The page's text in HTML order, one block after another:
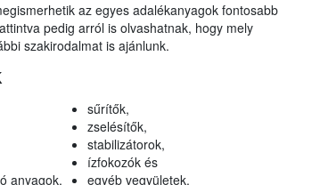
az egyes adalékanyagok fontosabb
pedig arról is olvashatnak, hogy mely
szakirodalmat is ajánlunk.
anyagok,
sűrítők,
zselésítők,
stabilizátorok,
ízfokozók és
egyéb vegyületek.